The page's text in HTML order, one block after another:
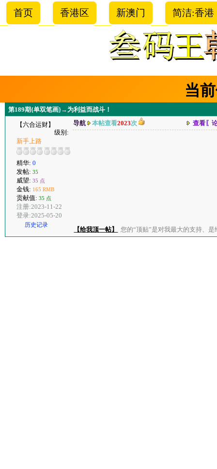
首页 香港区 新澳门 简洁:香港
当
第189期{单双笔画}→为利益而战斗！
【六合运财】
级别:
新手上路
精华: 0
发帖: 35
威望: 35 点
金钱: 165 RMB
贡献值: 35 点
注册:2023-11-22
登录:2025-05-20
历史记录
导航 本帖查看2023次 查看〖
【给我顶一帖】 您的“顶贴”是对我最大的支持、